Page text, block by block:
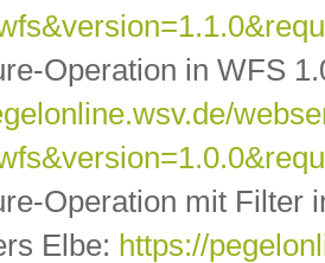
Operation in WFS
Operation mit Filter
Elbe: https://